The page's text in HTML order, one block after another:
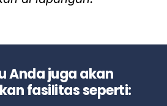
Anda juga akan
fasilitas seperti: